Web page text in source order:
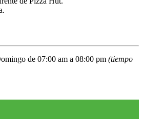
de 07:00 am a 08:00 pm (tiempo